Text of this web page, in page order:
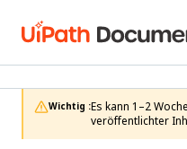
Wichtig :Es kann 1–2
veröffentlichter